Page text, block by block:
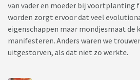
van vader en moeder bij voortplanting
worden zorgt ervoor dat veel
eigenschappen maar mondjesmaat de
manifesteren. Anders waren we
uitgestorven, als dat niet zo werkte.